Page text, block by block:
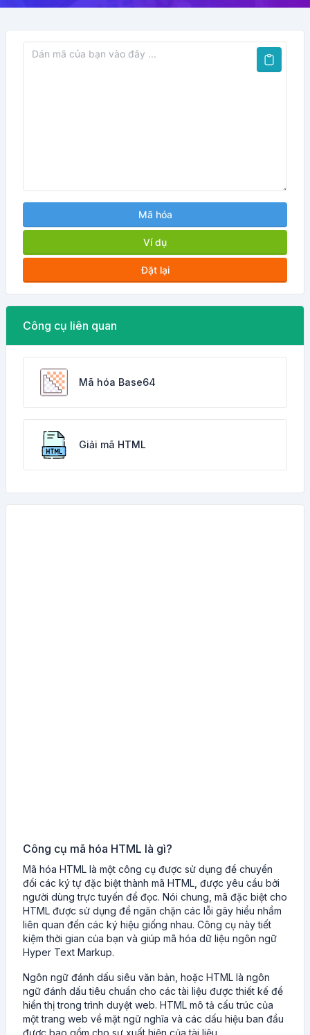
Mã hóa
Ví dụ
Đặt lại
Công cụ liên quan
Mã hóa Base64
Giải mã HTML
Công cụ mã hóa HTML là gì?
Mã hóa HTML là một công cụ được sử dụng để chuyển
đổi các ký tự đặc biệt thành mã HTML, được yêu cầu bởi
người dùng trực tuyến để đọc. Nói chung, mã đặc biệt cho
HTML được sử dụng để ngăn chặn các lỗi gây hiểu nhầm
liên quan đến các ký hiệu giống nhau. Công cụ này tiết
kiệm thời gian của bạn và giúp mã hóa dữ liệu ngôn ngữ
Hyper Text Markup.
Ngôn ngữ đánh dấu siêu văn bản, hoặc HTML là ngôn
ngữ đánh dấu tiêu chuẩn cho các tài liệu được thiết kế để
hiển thị trong trình duyệt web. HTML mô tả cấu trúc của
một trang web về mặt ngữ nghĩa và các dấu hiệu ban đầu
được bao gồm cho sự xuất hiện của tài liệu.